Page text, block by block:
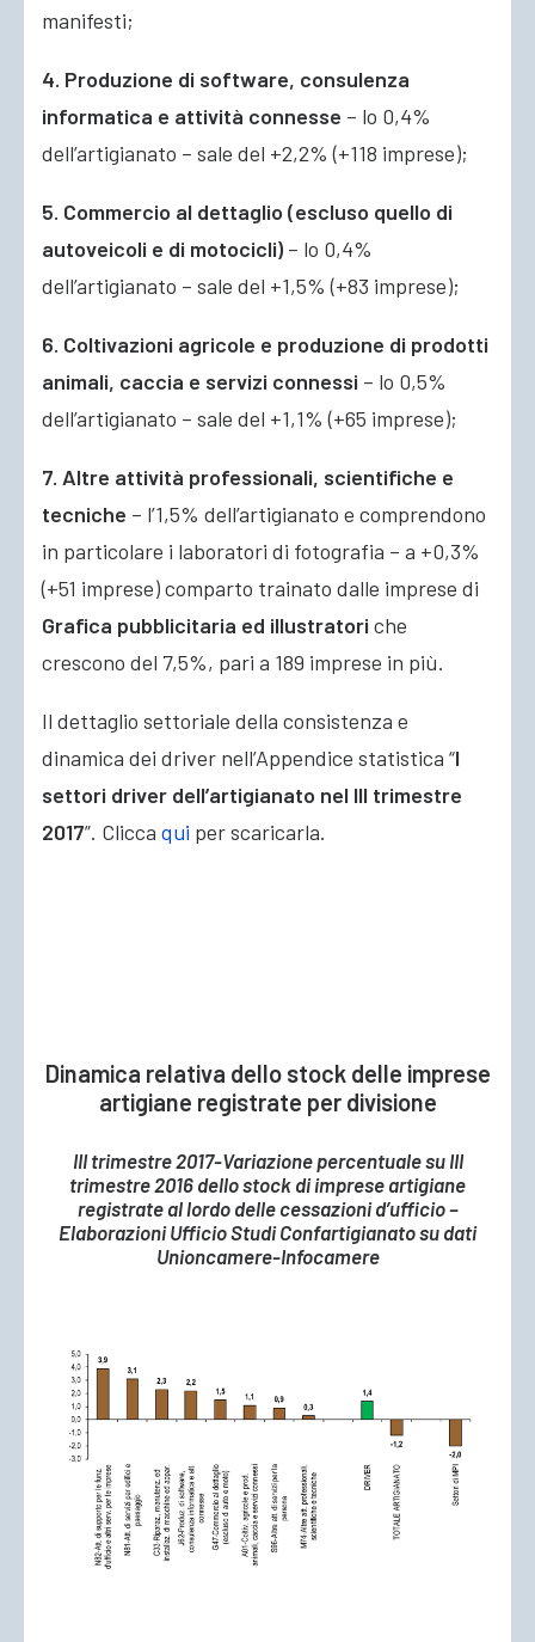
manifesti;
4. Produzione di software, consulenza
informatica e attività connesse – lo 0,4%
dell’artigianato – sale del +2,2% (+118 imprese);
5. Commercio al dettaglio (escluso quello di
autoveicoli e di motocicli) – lo 0,4%
dell’artigianato – sale del +1,5% (+83 imprese);
6. Coltivazioni agricole e produzione di prodotti
animali, caccia e servizi connessi – lo 0,5%
dell’artigianato – sale del +1,1% (+65 imprese);
7. Altre attività professionali, scientifiche e
tecniche – l’1,5% dell’artigianato e comprendono
in particolare i laboratori di fotografia – a +0,3%
(+51 imprese) comparto trainato dalle imprese di
Grafica pubblicitaria ed illustratori che
crescono del 7,5%, pari a 189 imprese in più.
Il dettaglio settoriale della consistenza e
dinamica dei driver nell’Appendice statistica “I
settori driver dell’artigianato nel III trimestre
2017”. Clicca qui per scaricarla.
Dinamica relativa dello stock delle imprese
artigiane registrate per divisione
III trimestre 2017-Variazione percentuale su III
trimestre 2016 dello stock di imprese artigiane
registrate al lordo delle cessazioni d’ufficio –
Elaborazioni Ufficio Studi Confartigianato su dati
Unioncamere-Infocamere